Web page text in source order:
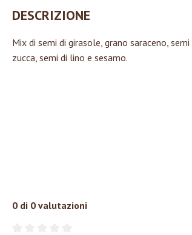
DESCRIZIONE
Mix di semi di girasole, grano saraceno, semi
zucca, semi di lino e sesamo.
0 di 0 valutazioni